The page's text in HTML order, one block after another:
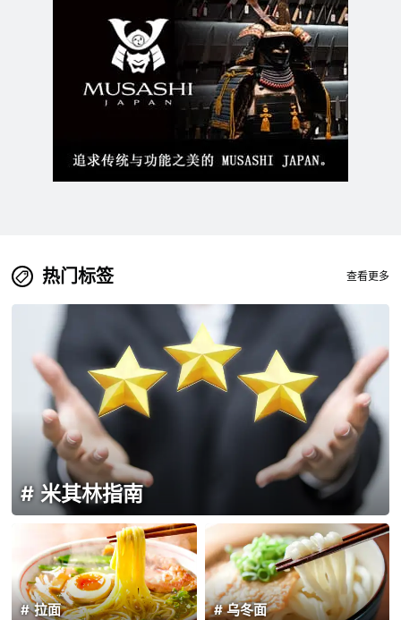
热门标签 查看更多
米其林指南
拉面 乌冬面